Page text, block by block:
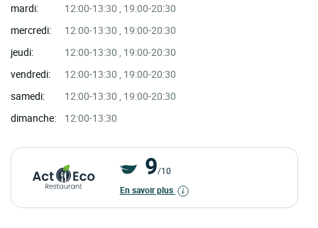
mardi:
12:00-13:30 , 19:00-20:30
mercredi:
12:00-13:30 , 19:00-20:30
jeudi:
12:00-13:30 , 19:00-20:30
vendredi:
12:00-13:30 , 19:00-20:30
samedi:
12:00-13:30 , 19:00-20:30
dimanche:
12:00-13:30
9/10
En savoir plus